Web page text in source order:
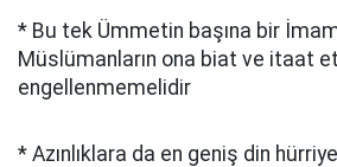
* Bu tek Ümmetin başına bir
Müslümanların ona biat ve itaat
engellenmemelidir
* Azınlıklara da en geniş din